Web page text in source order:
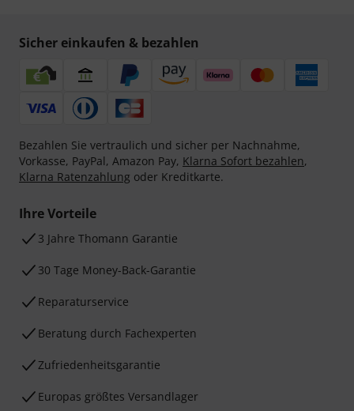
Sicher einkaufen & bezahlen
Bezahlen Sie vertraulich und sicher per Nachnahme,
Vorkasse, PayPal, Amazon Pay, Klarna Sofort bezahlen,
Klarna Ratenzahlung oder Kreditkarte.
Ihre Vorteile
3 Jahre Thomann Garantie
30 Tage Money-Back-Garantie
Reparaturservice
Beratung durch Fachexperten
Zufriedenheitsgarantie
Europas größtes Versandlager